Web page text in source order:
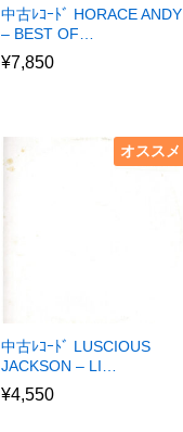
中古ﾚｺｰﾄﾞ HORACE ANDY
– BEST OF…
¥7,850
オススメ
中古ﾚｺｰﾄﾞ LUSCIOUS
JACKSON – LI…
¥4,550